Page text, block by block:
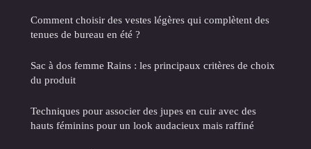
Comment choisir des vestes légères qui complètent des
tenues de bureau en été ?
Sac à dos femme Rains : les principaux critères de choix
du produit
Techniques pour associer des jupes en cuir avec des
hauts féminins pour un look audacieux mais raffiné